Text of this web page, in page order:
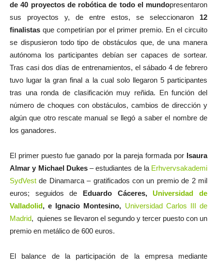
de 40 proyectos de robótica de todo el mundopresentaron
sus proyectos y, de entre estos, se seleccionaron 12
finalistas que competirían por el primer premio. En el circuito
se dispusieron todo tipo de obstáculos que, de una manera
autónoma los participantes debían ser capaces de sortear.
Tras casi dos días de entrenamientos, el sábado 4 de febrero
tuvo lugar la gran final a la cual solo llegaron 5 participantes
tras una ronda de clasificación muy reñida. En función del
número de choques con obstáculos, cambios de dirección y
algún que otro rescate manual se llegó a saber el nombre de
los ganadores.
El primer puesto fue ganado por la pareja formada por Isaura
Almar y Michael Dukes– estudiantes de laErhvervsakademi
SydVest de Dinamarca – gratificados con un premio de 2 mil
euros; seguidos de Eduardo Cáceres,Universidad de
Valladolid, e Ignacio Montesino, Universidad Carlos III de
Madrid, quienes se llevaron el segundo y tercer puesto con un
premio en metálico de 600 euros.
El balance de la participación de la empresa mediante